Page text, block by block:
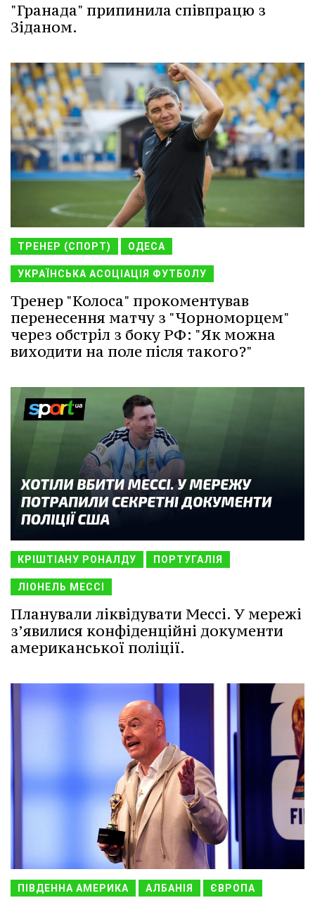
"Гранада" припинила співпрацю з
Зіданом.
ТРЕНЕР (СПОРТ) ОДЕСА
УКРАЇНСЬКА АСОЦІАЦІЯ ФУТБОЛУ
Тренер "Колоса" прокоментував
перенесення матчу з "Чорноморцем"
через обстріл з боку РФ: "Як можна
виходити на поле після такого?"
КРІШТІАНУ РОНАЛДУ ПОРТУГАЛІЯ
ЛІОНЕЛЬ МЕССІ
Планували ліквідувати Мессі. У мережі
з’явилися конфіденційні документи
американської поліції.
ПІВДЕННА АМЕРИКА АЛБАНІЯ ЄВРОПА